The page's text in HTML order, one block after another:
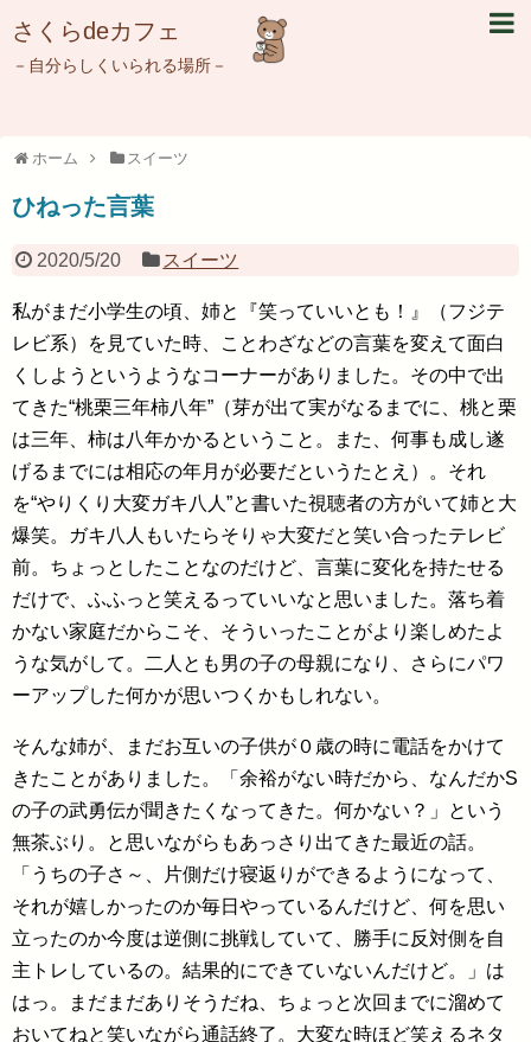
さくらdeカフェ
－自分らしくいられる場所－
ホーム スイーツ
ひねった言葉
2020/5/20 スイーツ
私がまだ小学生の頃、姉と『笑っていいとも！』（フジテ
レビ系）を見ていた時、ことわざなどの言葉を変えて面白
くしようというようなコーナーがありました。その中で出
てきた“桃栗三年柿八年”（芽が出て実がなるまでに、桃と栗
は三年、柿は八年かかるということ。また、何事も成し遂
げるまでには相応の年月が必要だというたとえ）。それ
を“やりくり大変ガキ八人”と書いた視聴者の方がいて姉と大
爆笑。ガキ八人もいたらそりゃ大変だと笑い合ったテレビ
前。ちょっとしたことなのだけど、言葉に変化を持たせる
だけで、ふふっと笑えるっていいなと思いました。落ち着
かない家庭だからこそ、そういったことがより楽しめたよ
うな気がして。二人とも男の子の母親になり、さらにパワ
ーアップした何かが思いつくかもしれない。
そんな姉が、まだお互いの子供が０歳の時に電話をかけて
きたことがありました。「余裕がない時だから、なんだかS
の子の武勇伝が聞きたくなってきた。何かない？」という
無茶ぶり。と思いながらもあっさり出てきた最近の話。
「うちの子さ～、片側だけ寝返りができるようになって、
それが嬉しかったのか毎日やっているんだけど、何を思い
立ったのか今度は逆側に挑戦していて、勝手に反対側を自
主トレしているの。結果的にできていないんだけど。」は
はっ。まだまだありそうだね、ちょっと次回までに溜めて
おいてねと笑いながら通話終了。大変な時ほど笑えるネタ